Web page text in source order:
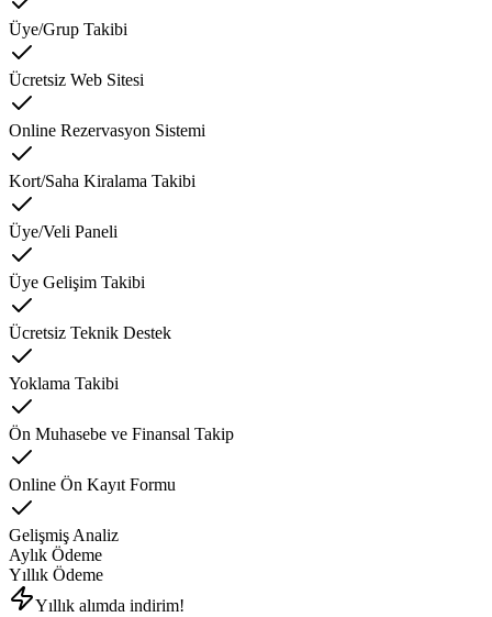
Üye/Grup Takibi
Ücretsiz Web Sitesi
Online Rezervasyon Sistemi
Kort/Saha Kiralama Takibi
Üye/Veli Paneli
Üye Gelişim Takibi
Ücretsiz Teknik Destek
Yoklama Takibi
Ön Muhasebe ve Finansal Takip
Online Ön Kayıt Formu
Gelişmiş Analiz
Aylık Ödeme
Yıllık Ödeme
Yıllık alımda indirim!